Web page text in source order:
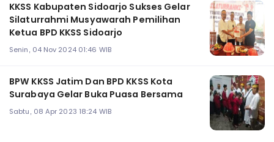
KKSS Kabupaten Sidoarjo Sukses Gelar
Silaturrahmi Musyawarah Pemilihan
Ketua BPD KKSS Sidoarjo
Senin, 04 Nov 2024 01:46 WIB
BPW KKSS Jatim Dan BPD KKSS Kota
Surabaya Gelar Buka Puasa Bersama
Sabtu, 08 Apr 2023 18:24 WIB